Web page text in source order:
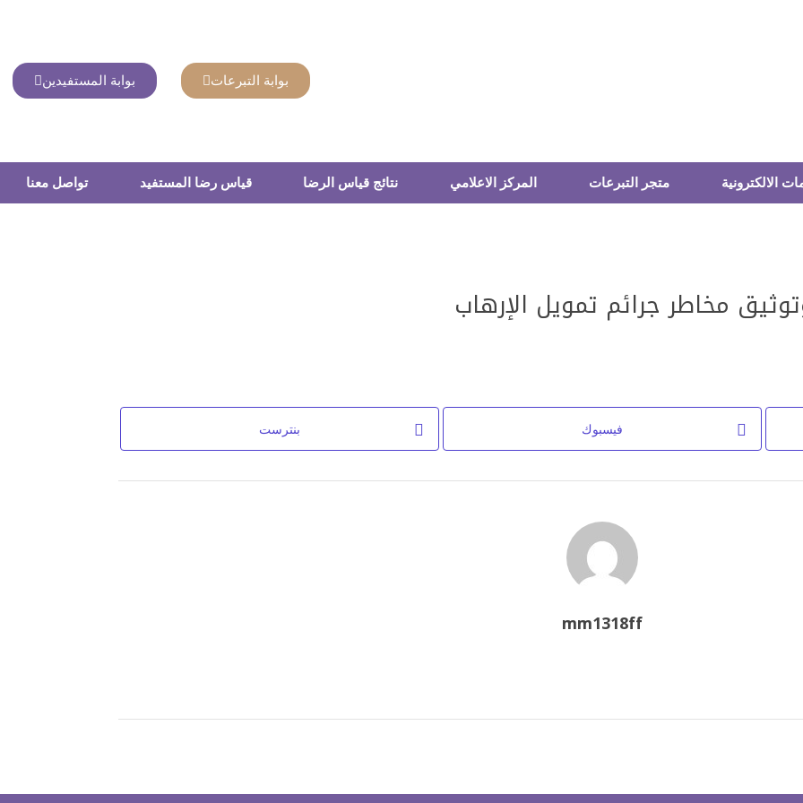
بوابة التبرعات بوابة المستفيدين
الالكترونية متجر التبرعات المركز الاعلامي نتائج قياس الرضا قياس رضا المستفيد تواصل معنا
مخاطر جرائم تمويل الإرهاب
فيسبوك بنترست
mm1318ff